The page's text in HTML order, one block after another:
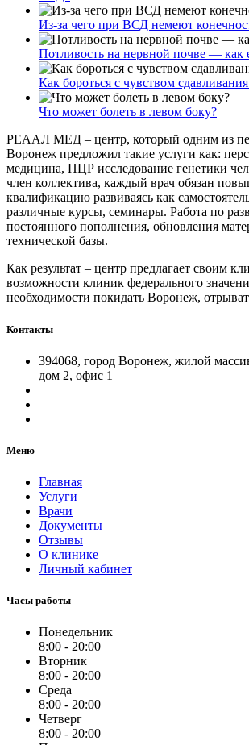
Из-за чего при ВСД немеют
Потливость на нервной почве — как
Как бороться с чувством
Что может болеть в левом боку?
РЕААЛ МЕД – центр, который одним из
Воронеж предложил такие услуги как:
медицина, ПЦР исследование генетики
член коллектива, каждый врач обязан
квалификацию развиваясь как
различные курсы, семинары. Работа по
постоянного пополнения, обновления
технической базы.
Как результат – центр предлагает своим
возможности клиник федерального
необходимости покидать Воронеж,
Контакты
394068, город Воронеж, жилой
дом 2, офис 1
Меню
Главная
Услуги
Врачи
Документы
Отзывы
О клинике
Личный кабинет
Часы работы
Понедельник
8:00 - 20:00
Вторник
8:00 - 20:00
Среда
8:00 - 20:00
Четверг
8:00 - 20:00